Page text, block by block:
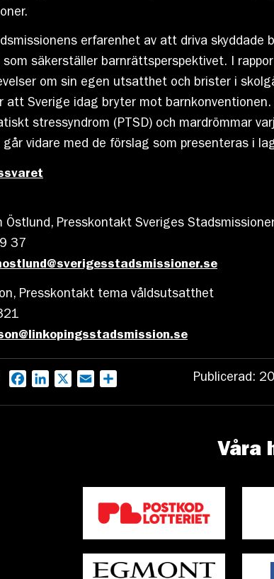
erfarenhet av att driva skyddade
säkerställer barnrättsperspektivet. I
om sin egen utsatthet och brister i
att Sverige idag bryter mot
stressyndrom (PTSD) och mardrömmar
vidare med de förslag som presenteras i
Östlund, Presskontakt Sveriges
37
Presskontakt tema våldsutsatthet
FacebookLinkedIn Email Publicerad:
Våra